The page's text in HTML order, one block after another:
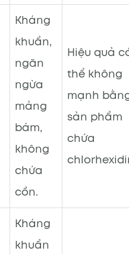
Kháng
khuẩn,
ngăn
ngừa
mảng
bám,
không
chứa
cồn.
Hiệu quả
thể không
mạnh
sản phẩm
chứa
Kháng
khuẩn